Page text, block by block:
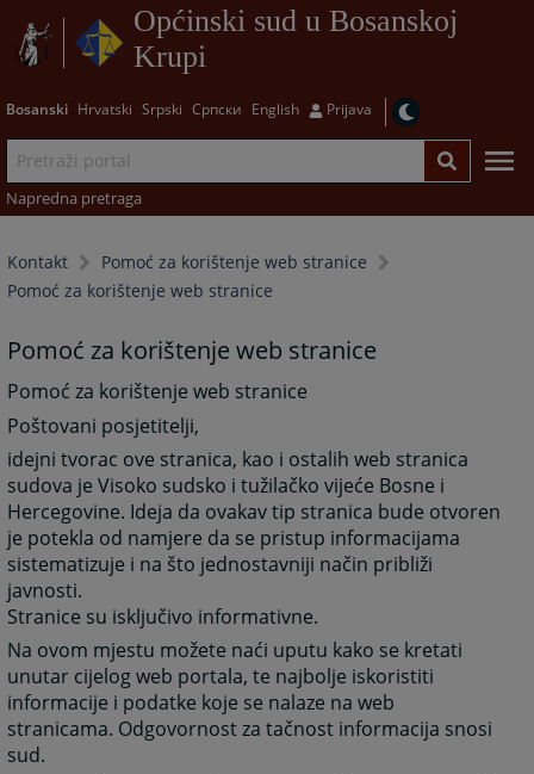
Općinski sud u Bosanskoj
Krupi
Bosanski Hrvatski Srpski Српски English Prijava
Napredna pretraga
Kontakt
Pomoć za korištenje web stranice
Pomoć za korištenje web stranice
Pomoć za korištenje web stranice
Pomoć za korištenje web stranice
Poštovani posjetitelji,
idejni tvorac ove stranica, kao i ostalih web stranica
sudova je Visoko sudsko i tužilačko vijeće Bosne i
Hercegovine. Ideja da ovakav tip stranica bude otvoren
je potekla od namjere da se pristup informacijama
sistematizuje i na što jednostavniji način približi
javnosti.
Stranice su isključivo informativne.
Na ovom mjestu možete naći uputu kako se kretati
unutar cijelog web portala, te najbolje iskoristiti
informacije i podatke koje se nalaze na web
stranicama. Odgovornost za tačnost informacija snosi
sud.